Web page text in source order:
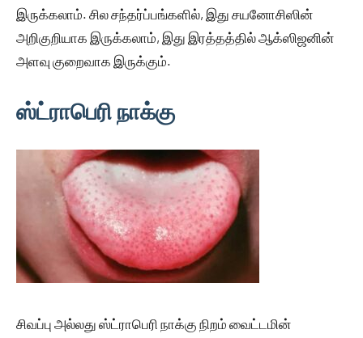
இருக்கலாம். சில சந்தர்ப்பங்களில், இது சயனோசிஸின்
அறிகுறியாக இருக்கலாம், இது இரத்தத்தில் ஆக்ஸிஜனின்
அளவு குறைவாக இருக்கும்.
ஸ்ட்ராபெரி நாக்கு
சிவப்பு அல்லது ஸ்ட்ராபெரி நாக்கு நிறம் வைட்டமின்